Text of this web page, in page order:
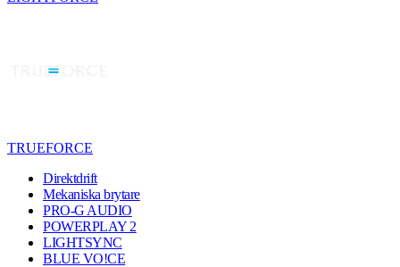
TRUEFORCE
Direktdrift
Mekaniska brytare
PRO-G AUDIO
POWERPLAY 2
LIGHTSYNC
BLUE VO!CE